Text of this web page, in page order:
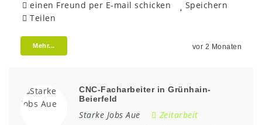
einen Freund per E-mail schicken
Speichern
Teilen
Mehr... vor 2 Monaten
CNC-Facharbeiter in Grünhain-
Beierfeld
Starke Jobs Aue
Zeitarbeit